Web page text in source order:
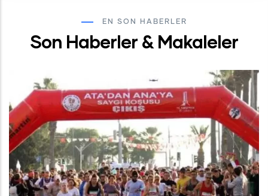
EN SON HABERLER
Son Haberler & Makaleler